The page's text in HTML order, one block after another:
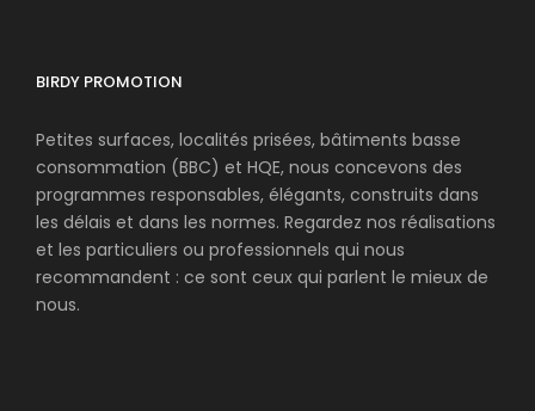
BIRDY PROMOTION
Petites surfaces, localités prisées, bâtiments basse
consommation (BBC) et HQE, nous concevons des
programmes responsables, élégants, construits dans
les délais et dans les normes. Regardez nos réalisations
et les particuliers ou professionnels qui nous
recommandent : ce sont ceux qui parlent le mieux de
nous.